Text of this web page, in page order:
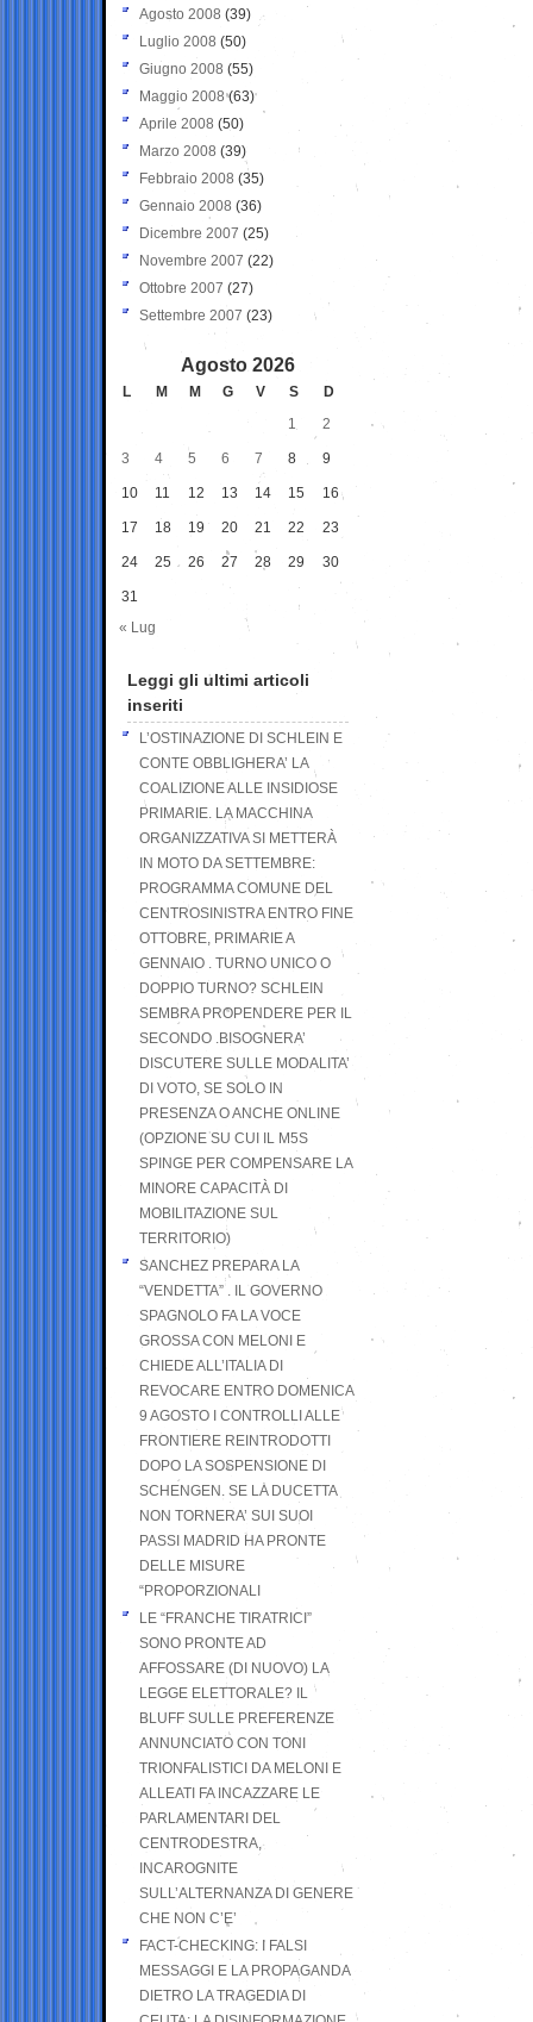
Agosto 2008 (39)
Luglio 2008 (50)
Giugno 2008 (55)
Maggio 2008(63)
Aprile 2008 (50)
Marzo 2008 (39)
Febbraio 2008 (35)
Gennaio 2008 (36)
Dicembre 2007 (25)
Novembre 2007 (22)
Ottobre 2007 (27)
Settembre 2007 (23)
Agosto 2026
L M M G V S
D
1
2
3 4 5 6 7 8 9
10 11 12 13 14 15 16
17 18 19 20 21 22 23
24 25 26 27 28 29 30
31
« Lug
Leggi gli ultimi articoli
inseriti
L’OSTINAZIONE DI SCHLEIN E
CONTE OBBLIGHERA’ LA
COALIZIONE ALLE INSIDIOSE
PRIMARIE. LA MACCHINA
ORGANIZZATIVA SI METTERÀ
IN MOTO DA SETTEMBRE:
PROGRAMMA COMUNE DEL
CENTROSINISTRA ENTRO FINE
OTTOBRE, PRIMARIE A
GENNAIO . TURNO UNICO O
DOPPIO TURNO? SCHLEIN
SEMBRA PROPENDERE PER IL
SECONDO .BISOGNERA’
DISCUTERE SULLE MODALITA’
DI VOTO, SE SOLO IN
PRESENZA O ANCHE ONLINE
(OPZIONE SU CUI IL M5S
SPINGE PER COMPENSARE LA
MINORE CAPACITÀ DI
MOBILITAZIONE SUL
TERRITORIO)
SANCHEZ PREPARA LA
“VENDETTA” . IL GOVERNO
SPAGNOLO FA LA VOCE
GROSSA CON MELONI E
CHIEDE ALL’ITALIA DI
REVOCARE ENTRO DOMENICA
9 AGOSTO I CONTROLLI ALLE
FRONTIERE REINTRODOTTI
DOPO LA SOSPENSIONE DI
SCHENGEN. SE LA DUCETTA
NON TORNERA’ SUI SUOI
PASSI MADRID HA PRONTE
DELLE MISURE
“PROPORZIONALI
LE “FRANCHE TIRATRICI”
SONO PRONTE AD
AFFOSSARE (DI NUOVO) LA
LEGGE ELETTORALE? IL
BLUFF SULLE PREFERENZE
ANNUNCIATO CON TONI
TRIONFALISTICI DA MELONI E
ALLEATI FA INCAZZARE LE
PARLAMENTARI DEL
CENTRODESTRA,
INCAROGNITE
SULL’ALTERNANZA DI GENERE
CHE NON C’E’
FACT-CHECKING: I FALSI
MESSAGGI E LA PROPAGANDA
DIETRO LA TRAGEDIA DI